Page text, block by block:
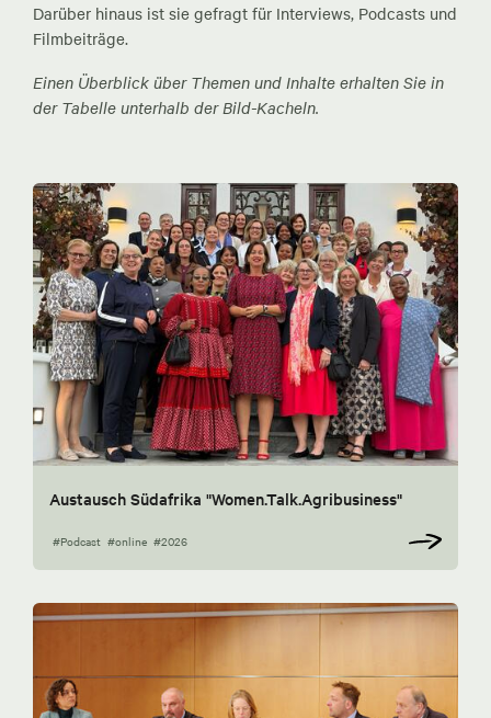
Darüber hinaus ist sie gefragt für Interviews, Podcasts und
Filmbeiträge.
Einen Überblick über Themen und Inhalte erhalten Sie in
der Tabelle unterhalb der Bild-Kacheln.
Austausch Südafrika "Women.Talk.Agribusiness"
#Podcast #online #2026